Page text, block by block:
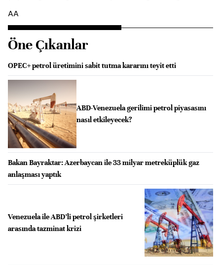
AA
Öne Çıkanlar
OPEC+ petrol üretimini sabit tutma kararını teyit etti
ABD-Venezuela gerilimi petrol piyasasını
nasıl etkileyecek?
Bakan Bayraktar: Azerbaycan ile 33 milyar metreküplük gaz
anlaşması yaptık
Venezuela ile ABD’li petrol şirketleri
arasında tazminat krizi